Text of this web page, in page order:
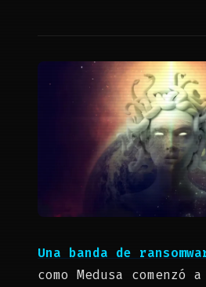
Una banda de
como Medusa